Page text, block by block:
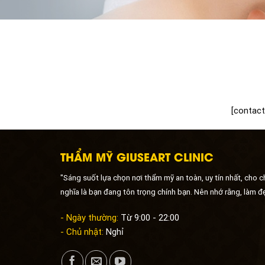
THẨM MỸ GIUSEART CLINIC
"Sáng suốt lựa chọn nơi thẩm mỹ an toàn, uy tín nhất, cho
nghĩa là bạn đang tôn trọng chính bạn. Nên nhớ rằng, làm
- Ngày thường: Từ 9:00 - 22:00
- Chủ nhật: Nghỉ